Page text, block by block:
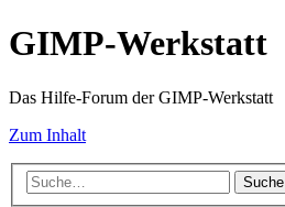
GIMP-Werkstatt
Das Hilfe-Forum der GIMP-Werkstatt
Zum Inhalt
Suche